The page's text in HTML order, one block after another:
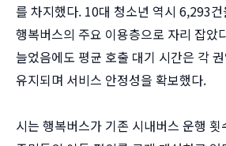
를 차지했다. 10대 청소년 역시 6,293
행복버스의 주요 이용층으로 자리 잡았
늘었음에도 평균 호출 대기 시간은 각
유지되며 서비스 안정성을 확보했다.
시는 행복버스가 기존 시내버스 운행